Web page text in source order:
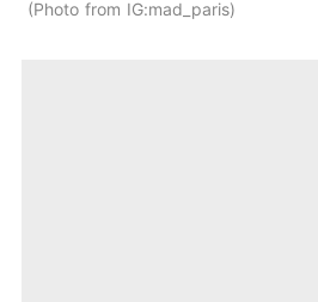
Photo from IG:mad_paris